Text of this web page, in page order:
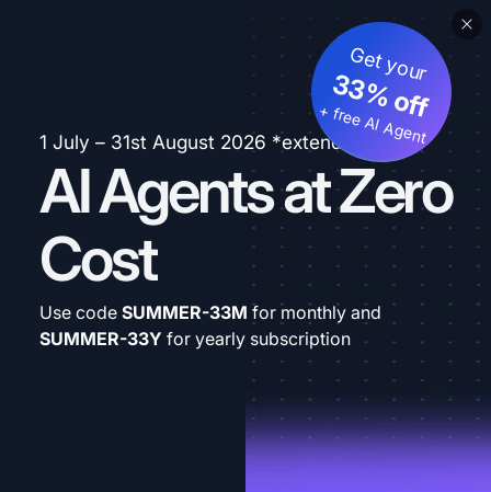
1 July – 31st August 2026 *extended
AI Agents at Zero
Cost
Get your
33% off
+ free AI Agent
Use code SUMMER-33M for monthly and
SUMMER-33Y for yearly subscription